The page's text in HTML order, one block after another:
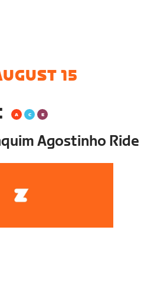
15
Agostinho Ride